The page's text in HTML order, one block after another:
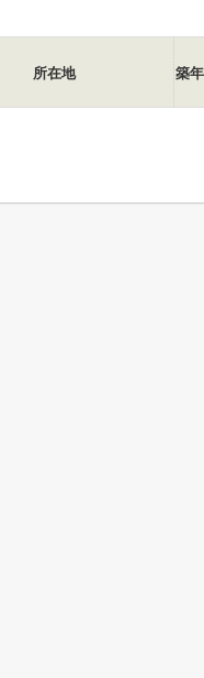
所在地 築